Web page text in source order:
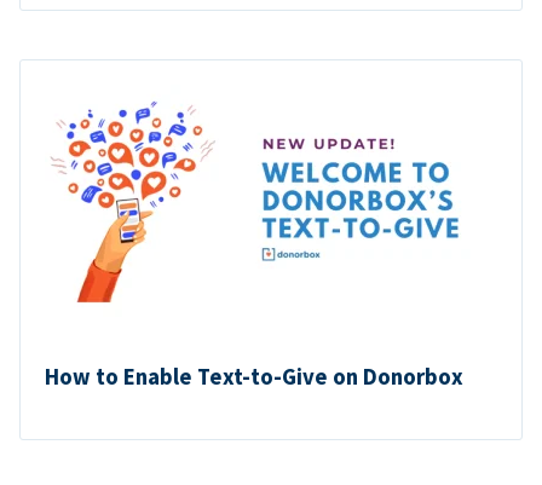
How to Enable Text-to-Give on Donorbox